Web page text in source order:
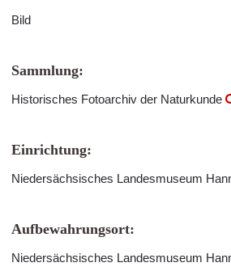
Bild
Sammlung:
Historisches Fotoarchiv der Naturkunde
Einrichtung:
Niedersächsisches Landesmuseum
Aufbewahrungsort:
Niedersächsisches Landesmuseum